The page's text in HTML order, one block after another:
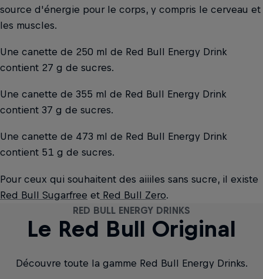
source d'énergie pour le corps, y compris le cerveau et
les muscles.
Une canette de 250 ml de Red Bull Energy Drink
contient 27 g de sucres.
Une canette de 355 ml de Red Bull Energy Drink
contient 37 g de sucres.
Une canette de 473 ml de Red Bull Energy Drink
contient 51 g de sucres.
Pour ceux qui souhaitent des aiiiles sans sucre, il existe
Red Bull Sugarfree et Red Bull Zero.
Le Red Bull Original
RED BULL ENERGY DRINKS
Découvre toute la gamme Red Bull Energy Drinks.
Red Bull Zero
RED BULL ENERGY DRINKS
Découvre toute la gamme Red Bull Energy Drinks.
Red Bull Sugarfree
RED BULL ENERGY DRINKS
Découvre toute la gamme Red Bull Energy Drinks.
The Summer Edition
RED BULL ENERGY DRINKS
Découvre toute la gamme Red Bull Energy Drinks.
The Peach Edition
RED BULL ENERGY DRINKS
Découvre toute la gamme Red Bull Energy Drinks.
The Ice Edition
RED BULL ENERGY DRINKS
Découvre toute la gamme Red Bull Energy Drinks.
The Sea Blue Edition
RED BULL ENERGY DRINKS
Découvre toute la gamme Red Bull Energy Drinks.
The Apricot Edition
RED BULL ENERGY DRINKS
Découvre toute la gamme Red Bull Energy Drinks.
The White Edition
RED BULL ENERGY DRINKS
Découvre toute la gamme Red Bull Energy Drinks.
The Red Edition
RED BULL ENERGY DRINKS
Découvre toute la gamme Red Bull Energy Drinks.
The Blue Edition
RED BULL ENERGY DRINKS
Découvre toute la gamme Red Bull Energy Drinks.